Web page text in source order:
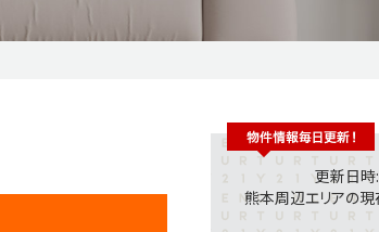
サイトマップ
更新日時:
熊本周辺エリアの